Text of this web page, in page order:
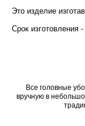
Это изделие
Срок изготовления
Все головные
вручную в